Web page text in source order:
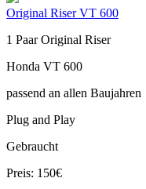
Original Riser VT 600
1 Paar Original Riser
Honda VT 600
passend an allen Baujahren
Plug and Play
Gebraucht
Preis: 150€